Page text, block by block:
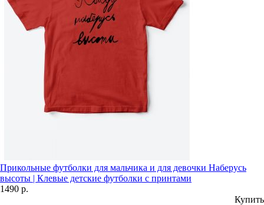
Прикольные футболки для мальчика и для девочки Наберусь
высоты | Клевые детские футболки с принтами
1490 р.
Купить